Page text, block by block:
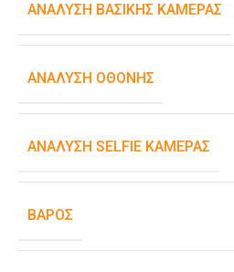
ΑΝΆΛΥΣΗ ΒΑΣΙΚΉΣ ΚΆΜΕΡΑΣ
ΑΝΆΛΥΣΗ ΟΘΌΝΗΣ
ΑΝΆΛΥΣΗ SELFIE ΚΆΜΕΡΑΣ
ΒΆΡΟΣ